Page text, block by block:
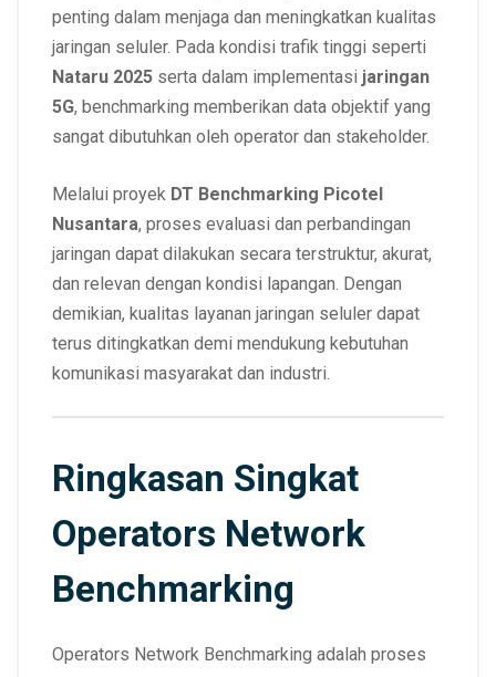
penting dalam menjaga dan meningkatkan kualitas
jaringan seluler. Pada kondisi trafik tinggi seperti
Nataru 2025 serta dalam implementasi jaringan
5G, benchmarking memberikan data objektif yang
sangat dibutuhkan oleh operator dan stakeholder.
Melalui proyek DT Benchmarking Picotel
Nusantara, proses evaluasi dan perbandingan
jaringan dapat dilakukan secara terstruktur, akurat,
dan relevan dengan kondisi lapangan. Dengan
demikian, kualitas layanan jaringan seluler dapat
terus ditingkatkan demi mendukung kebutuhan
komunikasi masyarakat dan industri.
Ringkasan Singkat
Operators Network
Benchmarking
Operators Network Benchmarking adalah proses